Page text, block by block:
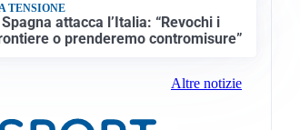
TENSIONE
attacca l’Italia: “Revochi i
o prenderemo contromisure”
Altre notizie